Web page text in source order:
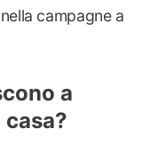
campagne a
a